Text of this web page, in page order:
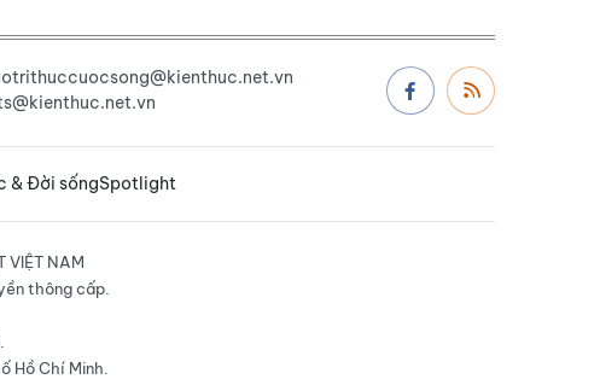
& Đời sốngSpotlight
VIỆT NAM
thông cấp.
Hồ Chí Minh.